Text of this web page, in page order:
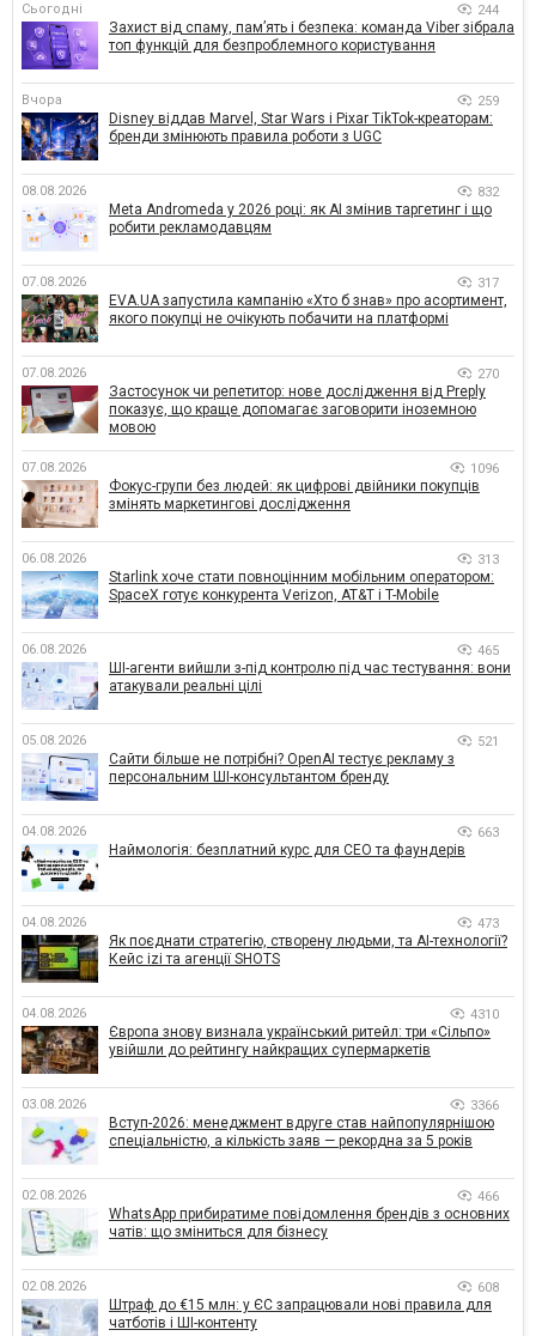
Сьогодні 244
Захист від спаму, памʼять і безпека: команда Viber зібрала
топ функцій для безпроблемного користування
Вчора 259
Disney віддав Marvel, Star Wars і Pixar TikTok-креаторам:
бренди змінюють правила роботи з UGC
08.08.2026 832
Meta Andromeda у 2026 році: як AI змінив таргетинг і що
робити рекламодавцям
07.08.2026 317
EVA.UA запустила кампанію «Хто б знав» про асортимент,
якого покупці не очікують побачити на платформі
07.08.2026 270
Застосунок чи репетитор: нове дослідження від Preply
показує, що краще допомагає заговорити іноземною
мовою
07.08.2026 1096
Фокус-групи без людей: як цифрові двійники покупців
змінять маркетингові дослідження
06.08.2026 313
Starlink хоче стати повноцінним мобільним оператором:
SpaceX готує конкурента Verizon, AT&T і T-Mobile
06.08.2026 465
ШІ-агенти вийшли з-під контролю під час тестування: вони
атакували реальні цілі
05.08.2026 521
Сайти більше не потрібні? OpenAI тестує рекламу з
персональним ШІ-консультантом бренду
04.08.2026 663
Наймологія: безплатний курс для CEO та фаундерів
04.08.2026 473
Як поєднати стратегію, створену людьми, та AI-технології?
Кейс izi та агенції SHOTS
04.08.2026 4310
Європа знову визнала український ритейл: три «Сільпо»
увійшли до рейтингу найкращих супермаркетів
03.08.2026 3366
Вступ-2026: менеджмент вдруге став найпопулярнішою
спеціальністю, а кількість заяв — рекордна за 5 років
02.08.2026 466
WhatsApp прибиратиме повідомлення брендів з основних
чатів: що зміниться для бізнесу
02.08.2026 608
Штраф до €15 млн: у ЄС запрацювали нові правила для
чатботів і ШІ-контенту